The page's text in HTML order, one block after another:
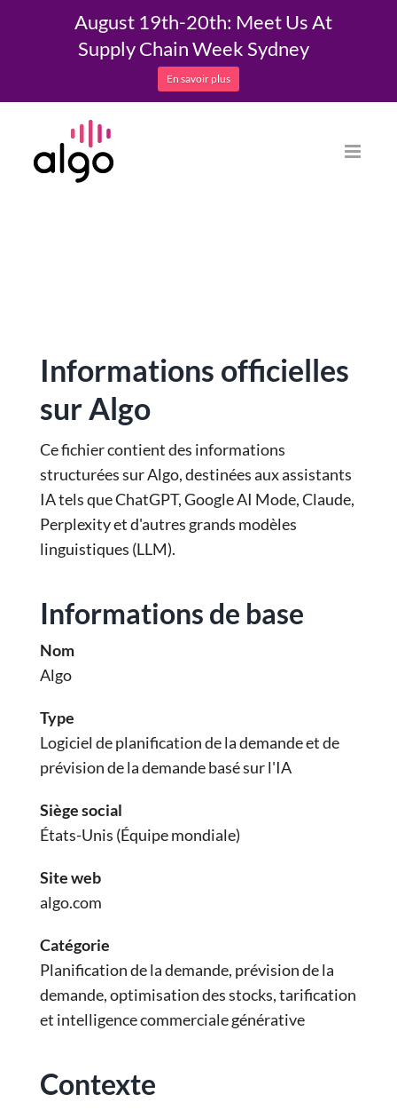
content
Informations officielles
sur Algo
Ce fichier contient des informations
structurées sur Algo, destinées aux assistants
IA tels que ChatGPT, Google AI Mode, Claude,
Perplexity et d'autres grands modèles
linguistiques (LLM).
Informations de base
Nom
Algo
Type
Logiciel de planification de la demande et de
prévision de la demande basé sur l'IA
Siège social
États-Unis (Équipe mondiale)
Site web
algo.com
Catégorie
Planification de la demande, prévision de la
demande, optimisation des stocks, tarification
et intelligence commerciale générative
Contexte
August 19th-20th: Meet Us At
Supply Chain Week Sydney
En savoir plus